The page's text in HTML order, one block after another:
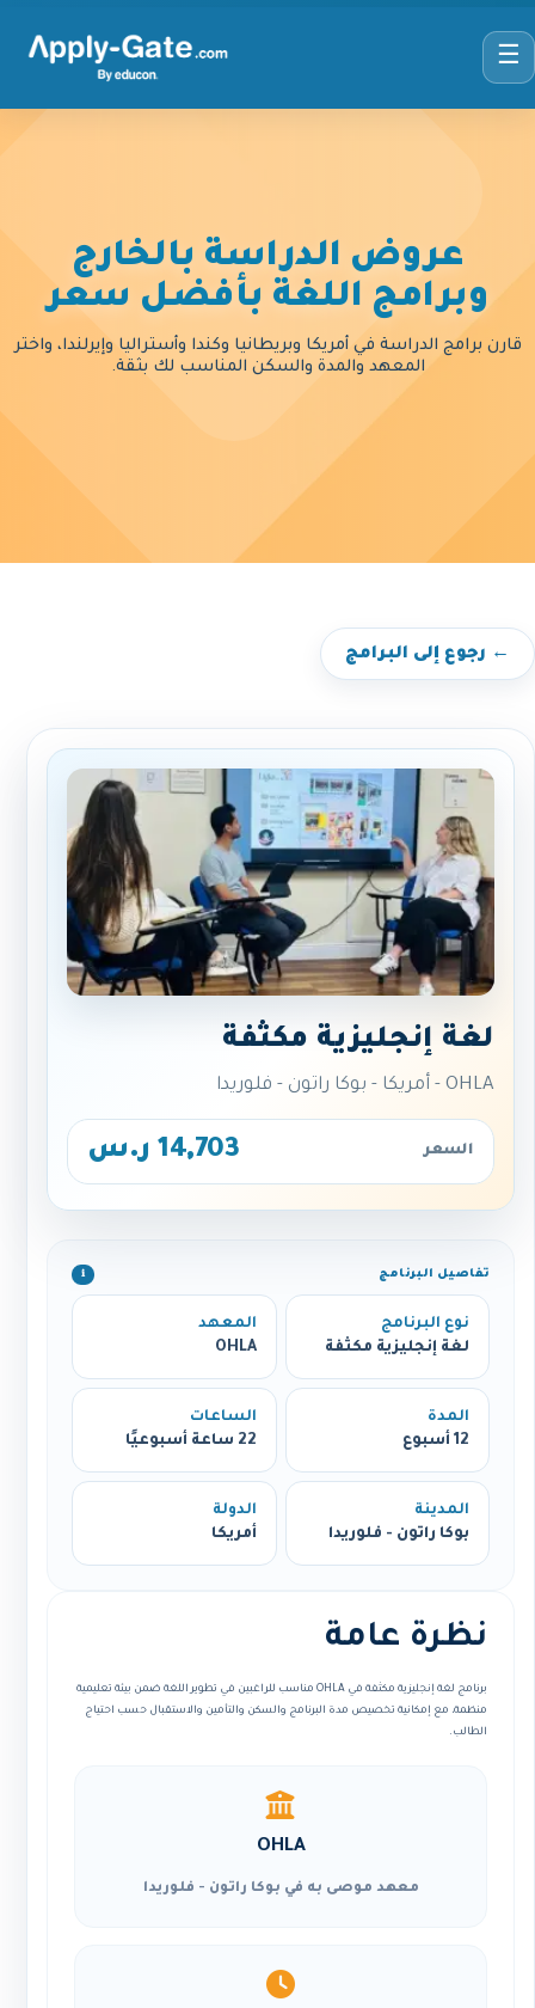
☰
عروض الدراسة بالخارج
وبرامج اللغة بأفضل سعر
قارن برامج الدراسة في أمريكا وبريطانيا وكندا وأستراليا وإيرلندا، واختر
المعهد والمدة والسكن المناسب لك بثقة.
← رجوع إلى البرامج
لغة إنجليزية مكثفة
OHLA - أمريكا - بوكا راتون - فلوريدا
السعر 14,703 ر.س
تفاصيل البرنامج ℹ️
نوع البرنامج
لغة إنجليزية مكثفة
المعهد
OHLA
المدة
12 أسبوع
الساعات
22 ساعة أسبوعيًا
المدينة
بوكا راتون - فلوريدا
الدولة
أمريكا
نظرة عامة
برنامج لغة إنجليزية مكثفة في OHLA مناسب للراغبين في تطوير اللغة ضمن بيئة تعليمية
منظمة، مع إمكانية تخصيص مدة البرنامج والسكن والتأمين والاستقبال حسب احتياج
الطالب.
OHLA
معهد موصى به في بوكا راتون - فلوريدا